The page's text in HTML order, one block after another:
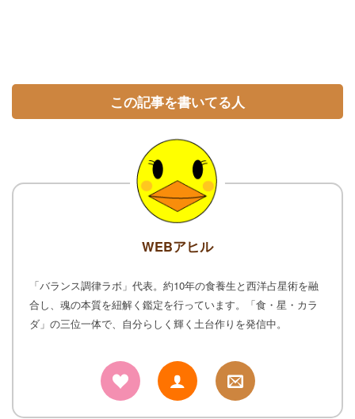
この記事を書いてる人
WEBアヒル
「バランス調律ラボ」代表。約10年の食養生と西洋占星術を融
合し、魂の本質を紐解く鑑定を行っています。「食・星・カラ
ダ」の三位一体で、自分らしく輝く土台作りを発信中。